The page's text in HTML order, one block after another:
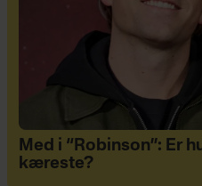
Med i “Robinson”: Er
kæreste?